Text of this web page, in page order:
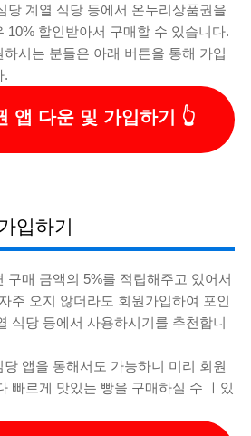
당 계열 식당 등에서 온누리상품권을
10% 할인받아서 구매할 수 있습니다.
시는 분들은 아래 버튼을 통해 가입
.
앱 다운 및 가입하기
입하기
구매 금액의 5%를 적립해주고 있어서
주 오지 않더라도 회원가입하여 포인
식당 등에서 사용하시기를 추천합니
앱을 통해서도 가능하니 미리 회원
빠르게 맛있는 빵을 구매하실 수 ㅣ있